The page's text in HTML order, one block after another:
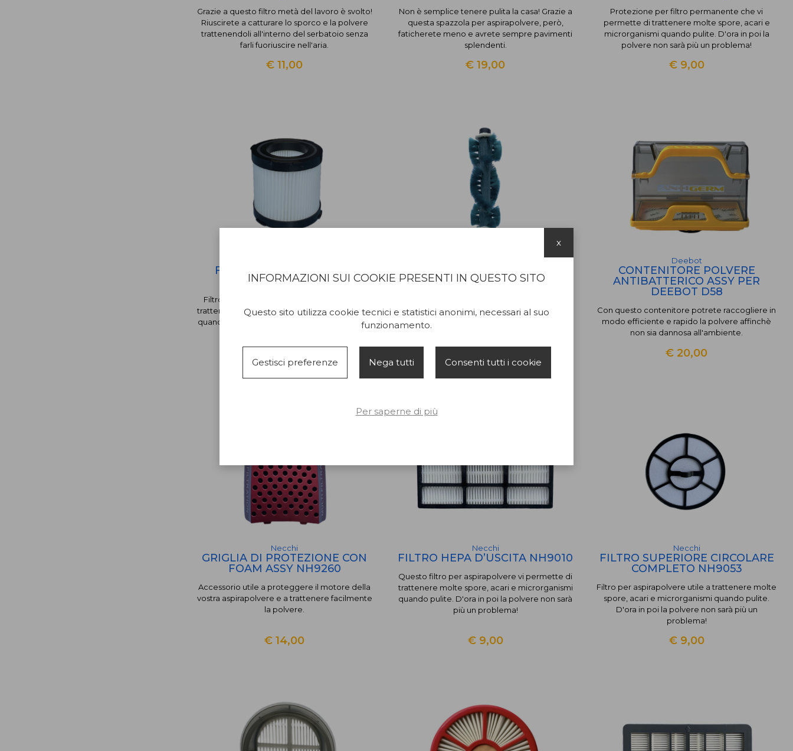
Grazie a questo filtro metà del lavoro è svolto!
Riuscirete a catturare lo sporco e la polvere
trattenendoli all'interno del serbatoio senza
farli fuoriuscire nell'aria.
€ 11,00
Non è semplice tenere pulita la casa! Grazie a
questa spazzola per aspirapolvere, però,
faticherete meno e avrete sempre pavimenti
splendenti.
€ 19,00
Protezione per filtro permanente che vi
permette di trattenere molte spore, acari e
microrganismi quando pulite. D'ora in poi la
polvere non sarà più un problema!
€ 9,00
FILTRO HEPA D’ENTRATA
NH9010
Filtro per aspirapolvere che vi permette di
trattenere molte spore, acari e microrganismi
quando pulite. D'ora in poi la polvere non sarà
DEEBOT D76
raccogliere efficacemente la polvere. D'ora in
poi pulire sarà facile e divertente!
Deebot
CONTENITORE POLVERE
ANTIBATTERICO ASSY PER
DEEBOT D58
Con questo contenitore potrete raccogliere in
modo efficiente e rapido la polvere affinchè
non sia dannosa all'ambiente.
€ 20,00
Necchi
GRIGLIA DI PROTEZIONE CON
FOAM ASSY NH9260
Accessorio utile a proteggere il motore della
vostra aspirapolvere e a trattenere facilmente
la polvere.
€ 14,00
Necchi
FILTRO HEPA D’USCITA NH9010
Questo filtro per aspirapolvere vi permette di
trattenere molte spore, acari e microrganismi
quando pulite. D'ora in poi la polvere non sarà
più un problema!
€ 9,00
Necchi
FILTRO SUPERIORE CIRCOLARE
COMPLETO NH9053
Filtro per aspirapolvere utile a trattenere molte
spore, acari e microrganismi quando pulite.
D'ora in poi la polvere non sarà più un
problema!
€ 9,00
INFORMAZIONI SUI COOKIE PRESENTI IN QUESTO SITO
Questo sito utilizza cookie tecnici e statistici anonimi, necessari al suo
funzionamento.
Gestisci preferenze Nega tutti Consenti tutti i cookie
Per saperne di più
x